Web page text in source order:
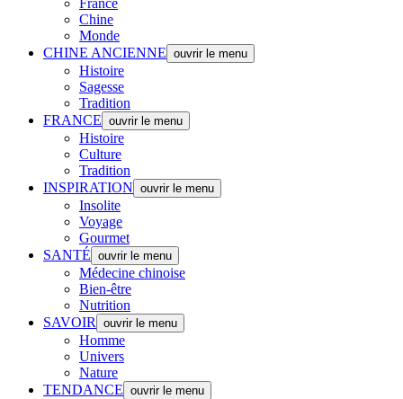
France
Chine
Monde
CHINE ANCIENNE ouvrir le menu
Histoire
Sagesse
Tradition
FRANCE ouvrir le menu
Histoire
Culture
Tradition
INSPIRATION ouvrir le menu
Insolite
Voyage
Gourmet
SANTÉ ouvrir le menu
Médecine chinoise
Bien-être
Nutrition
SAVOIR
ouvrir le menu
Homme
Univers
Nature
TENDANCE ouvrir le menu